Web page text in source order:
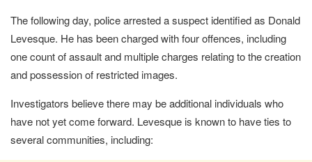
The following day, police arrested a suspect identified as Donald
Levesque. He has been charged with four offences, including
one count of assault and multiple charges relating to the creation
and possession of restricted images.
Investigators believe there may be additional individuals who
have not yet come forward. Levesque is known to have ties to
several communities, including: